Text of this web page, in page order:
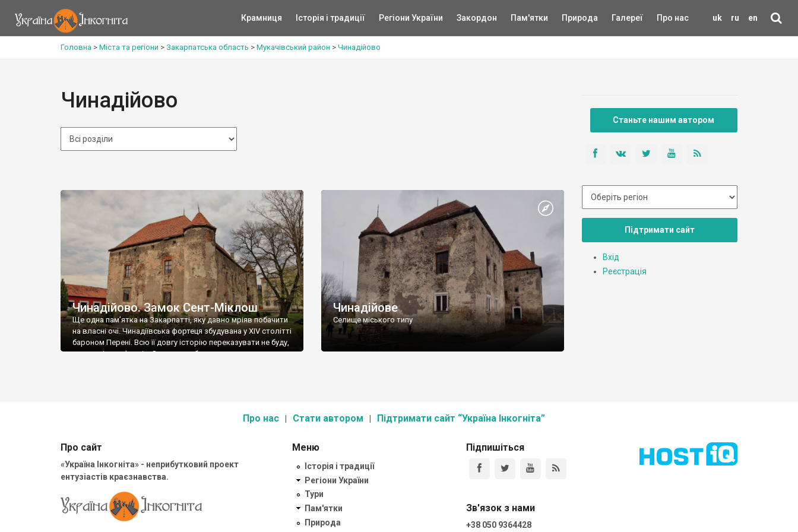
uk ru en
Крамниця Історія і традиції Регіони України Закордон Пам'ятки Природа Галереї Про нас
Головна > Міста та регіони > Закарпатська область > Мукачівський район > Чинадійово
Чинадійово
Чинадійово. Замок Сент-Міклош
Ще одна пам’ятка на Закарпатті, яку давно мріяв побачити
на власні очі. Чинадіївська фортеця збудувана у ХIV столітті
бароном Перені. Всю її довгу історію переказувати не буду,
лиш декілька фактів: Замок перебудовувався
Чинадійове
Селище міського типу
Станьте нашим автором
Підтримати сайт
Вхід
Реєстрація
Про нас Стати автором Підтримати сайт “Україна Інкогніта”
Про сайт
«Україна Інкогніта» - неприбутковий проект
ентузіастів краєзнавства.
Меню
Історія і традиції
Регіони України
Тури
Пам'ятки
Природа
Підпишіться
Зв'язок з нами
+38 050 9364428